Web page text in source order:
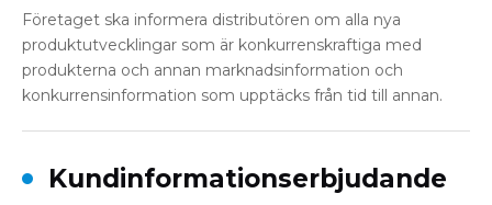
Företaget ska informera distributören om alla nya
produktutvecklingar som är konkurrenskraftiga med
produkterna och annan marknadsinformation och
konkurrensinformation som upptäcks från tid till annan.
Kundinformationserbjudande